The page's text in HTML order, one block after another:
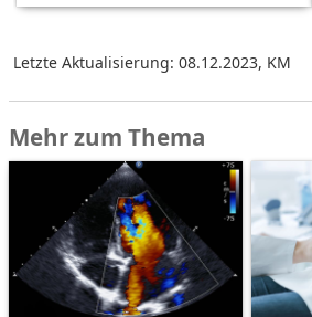
Letzte Aktualisierung: 08.12.2023, KM
Mehr zum Thema